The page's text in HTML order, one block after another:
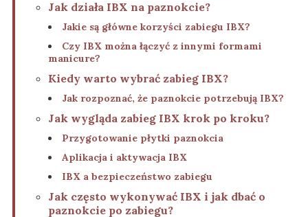
Jak działa IBX na paznokcie?
Jakie są główne korzyści zabiegu IBX?
Czy IBX można łączyć z innymi formami
manicure?
Kiedy warto wybrać zabieg IBX?
Jak rozpoznać, że paznokcie potrzebują IBX?
Jak wygląda zabieg IBX krok po kroku?
Przygotowanie płytki paznokcia
Aplikacja i aktywacja IBX
IBX a bezpieczeństwo zabiegu
Jak często wykonywać IBX i jak dbać o
paznokcie po zabiegu?